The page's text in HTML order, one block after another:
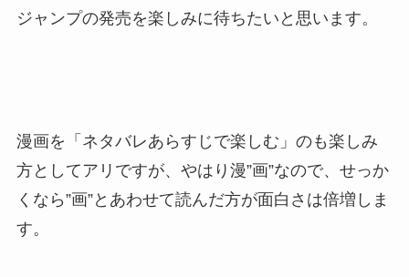
ジャンプの発売を楽しみに待ちたいと思います。
漫画を「ネタバレあらすじで楽しむ」のも楽しみ
方としてアリですが、やはり漫”画”なので、せっか
くなら”画”とあわせて読んだ方が面白さは倍増しま
す。